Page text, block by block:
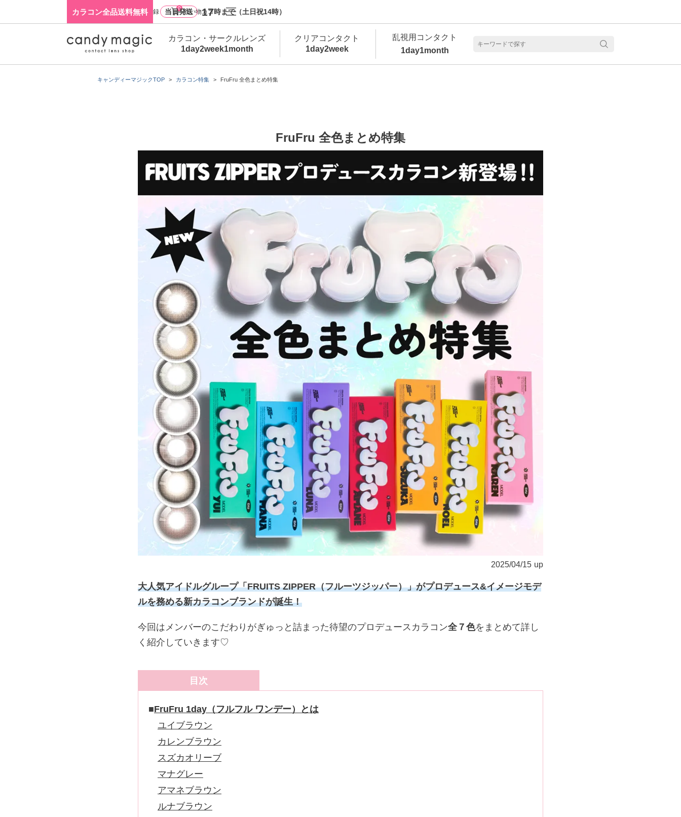
カラコン全品送料無料 当日発送 17時まで（土日祝14時）
キャンディーマジックTOP カラコン特集 FruFru 全色まとめ特集
FruFru 全色まとめ特集
2025/04/15 up
大人気アイドルグループ「FRUITS ZIPPER（フルーツジッパー）」がプロデュース&イメージモデ
ルを務める新カラコンブランドが誕生！
今回はメンバーのこだわりがぎゅっと詰まった待望のプロデュースカラコン全７色をまとめて詳し
く紹介していきます♡
目次
FruFru 1day（フルフル ワンデー）とは
ユイブラウン
カレンブラウン
スズカオリーブ
マナグレー
アマネブラウン
ルナブラウン
ログイン・新規会員登録
0
買い物カゴ
カラコン・サークルレンズ
1day2week1month
クリアコンタクト
1day2week
乱視用コンタクト
1day1month
カラコン・サークルレンズ 1day 商品一覧を見る
クリアコンタクトレンズ 1day 商品一覧を見る
新商品